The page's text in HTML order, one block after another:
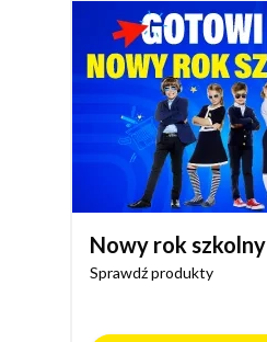
Nowy rok szkolny
Sprawdź produkty